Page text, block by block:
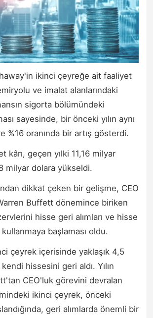
ikinci çeyreğe ait faaliyet
ve imalat alanlarındaki
sigorta bölümündeki
sayesinde, bir önceki yılın aynı
%16 oranında bir artış gösterdi.
kârı, geçen yılki 11,16 milyar
milyar dolara yükseldi.
dikkat çeken bir gelişme, CEO
Buffett dönemince biriken
hisse geri alımları ve hisse
kullanmaya başlaması oldu.
çeyrek içerisinde yaklaşık 4,5
hissesini geri aldı. Yılın
CEO'luk görevini devralan
ikinci çeyrek, önceki
geri alımlarda önemli bir